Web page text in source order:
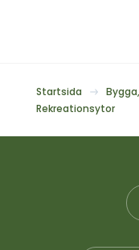
Startsida
Rekreationsytor